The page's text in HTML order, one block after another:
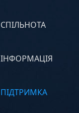
СПІЛЬНОТА
ІНФОРМАЦІЯ
ПІДТРИМКА